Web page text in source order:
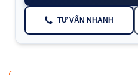
TƯ VẤN NHANH